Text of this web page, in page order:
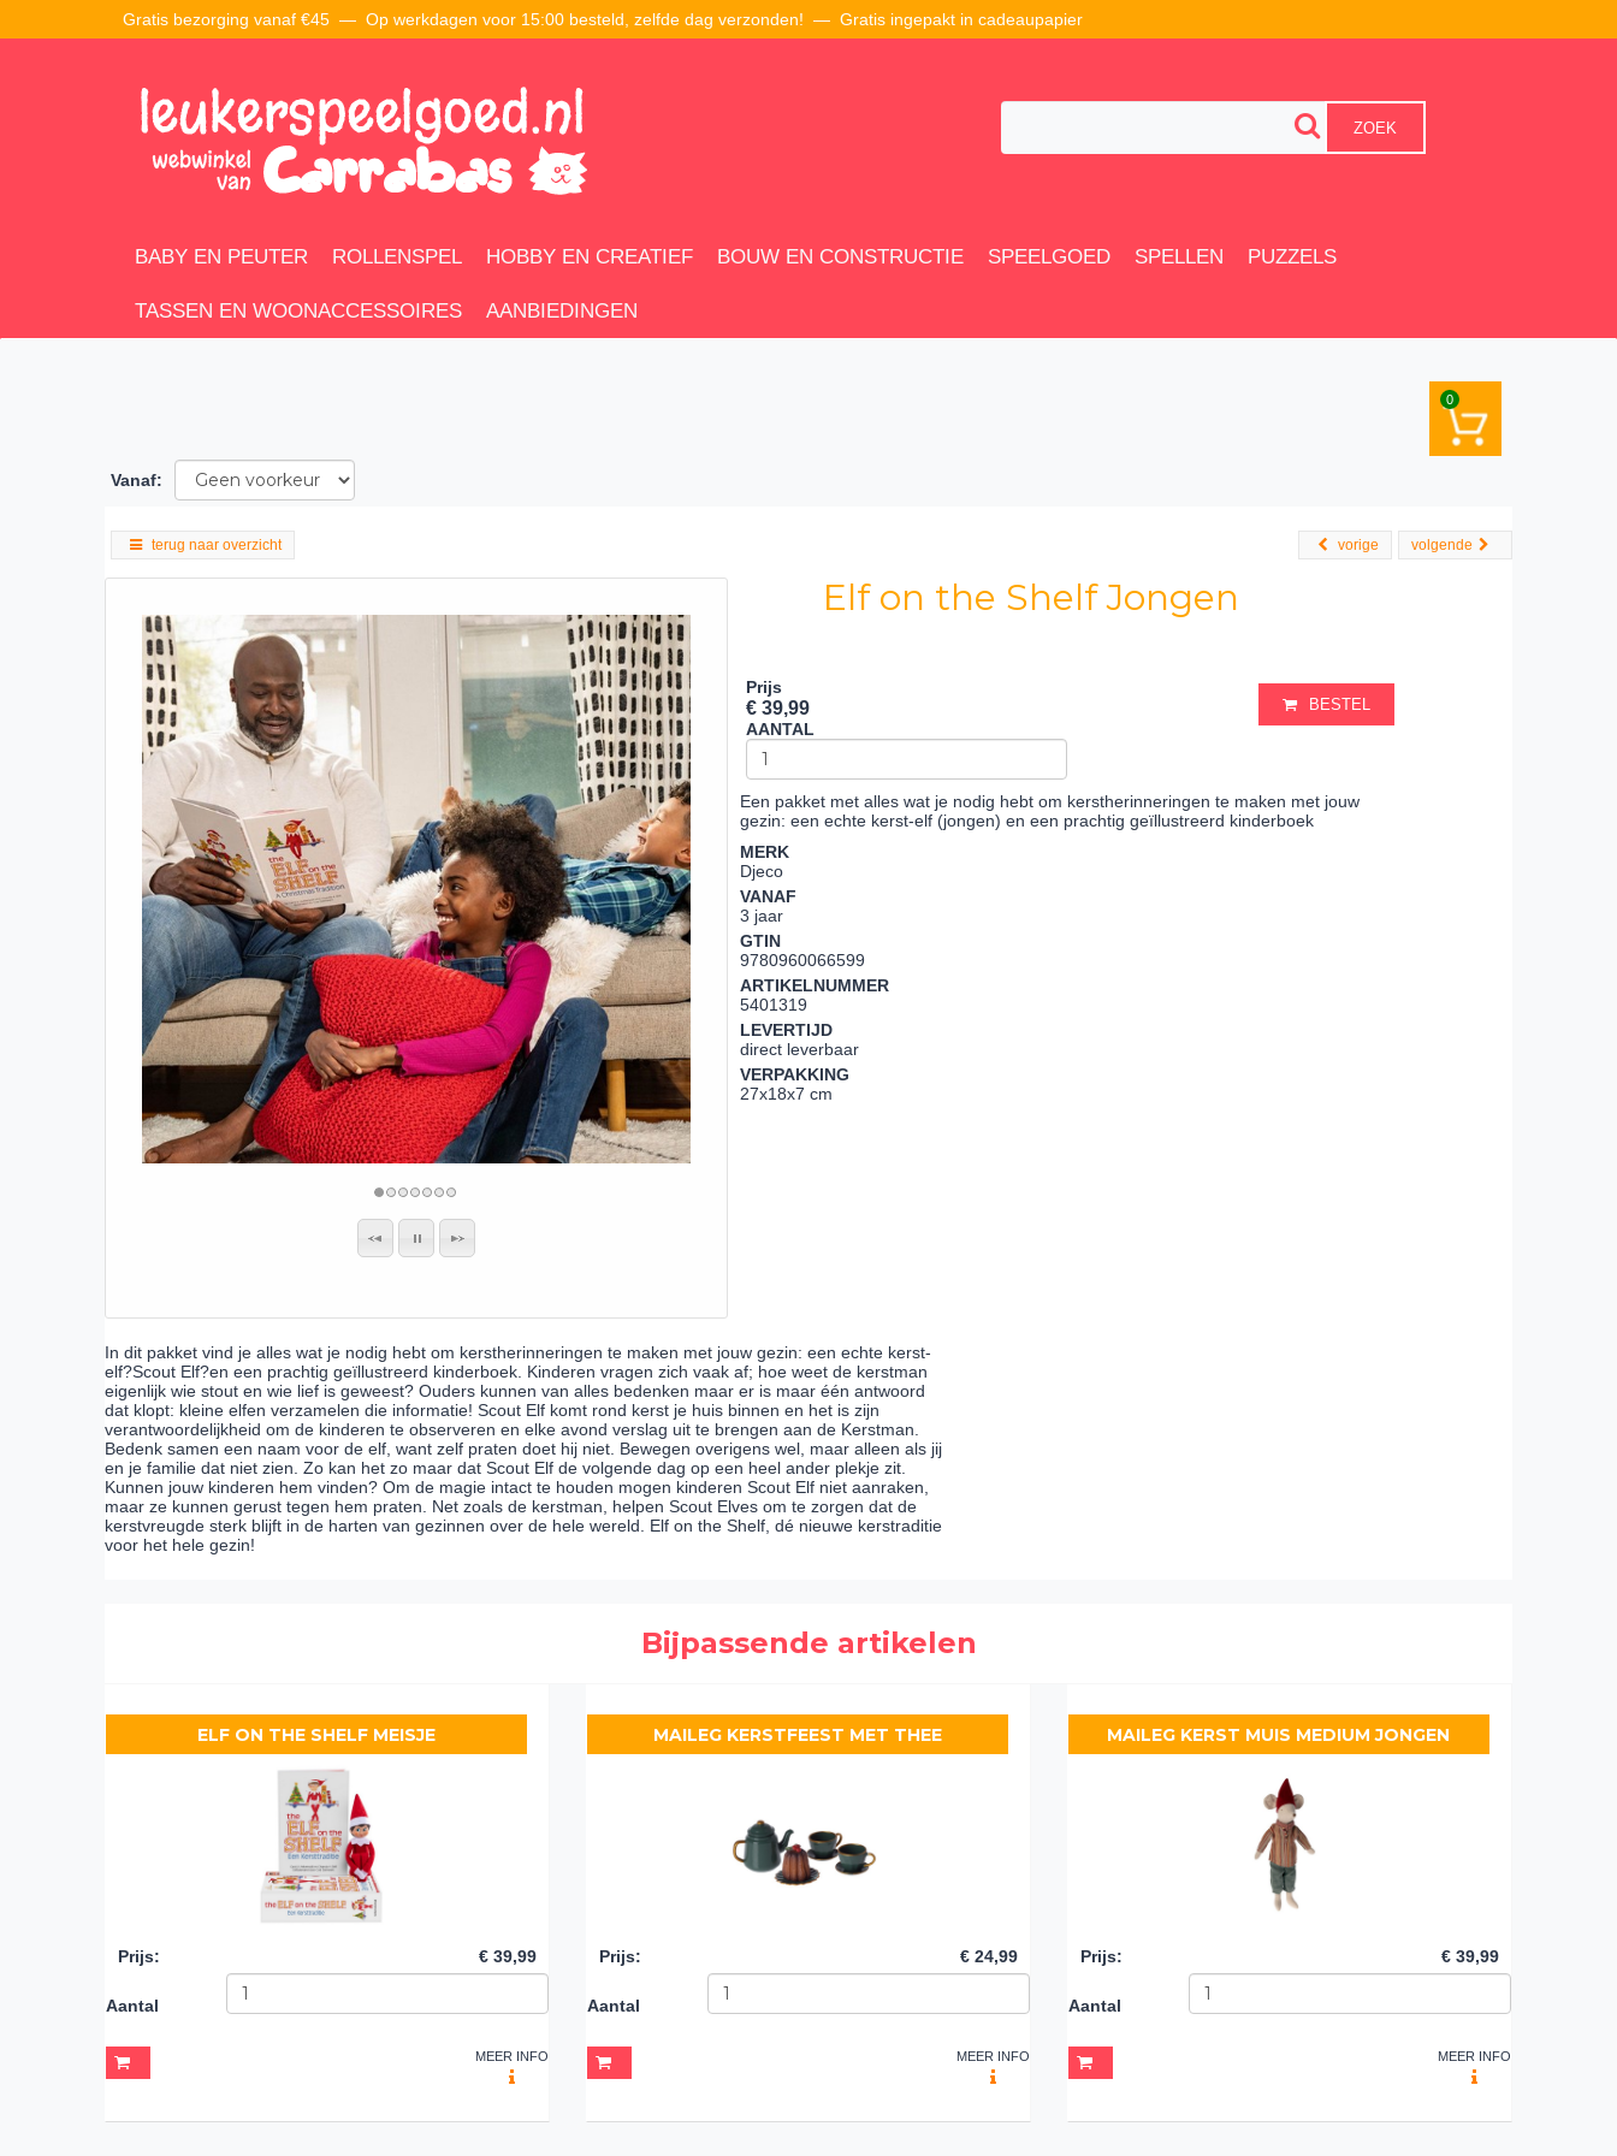
Gratis bezorging vanaf €45 — Op werkdagen voor 15:00 besteld, zelfde dag verzonden! — Gratis ingepakt in cadeaupapier
ZOEK
BABY EN PEUTER ROLLENSPEL HOBBY EN CREATIEF BOUW EN CONSTRUCTIE SPEELGOED SPELLEN PUZZELS
TASSEN EN WOONACCESSOIRES AANBIEDINGEN
0
Vanaf:
terug naar overzicht volgende
vorige
Elf on the Shelf Jongen
Prijs
€ 39,99
AANTAL
BESTEL
Een pakket met alles wat je nodig hebt om kerstherinneringen te maken met jouw
gezin: een echte kerst-elf (jongen) en een prachtig geïllustreerd kinderboek
MERK
Djeco
VANAF
3 jaar
GTIN
9780960066599
ARTIKELNUMMER
5401319
LEVERTIJD
direct leverbaar
VERPAKKING
27x18x7 cm
In dit pakket vind je alles wat je nodig hebt om kerstherinneringen te maken met jouw gezin: een echte kerst-
elf?Scout Elf?en een prachtig geïllustreerd kinderboek. Kinderen vragen zich vaak af; hoe weet de kerstman
eigenlijk wie stout en wie lief is geweest? Ouders kunnen van alles bedenken maar er is maar één antwoord
dat klopt: kleine elfen verzamelen die informatie! Scout Elf komt rond kerst je huis binnen en het is zijn
verantwoordelijkheid om de kinderen te observeren en elke avond verslag uit te brengen aan de Kerstman.
Bedenk samen een naam voor de elf, want zelf praten doet hij niet. Bewegen overigens wel, maar alleen als jij
en je familie dat niet zien. Zo kan het zo maar dat Scout Elf de volgende dag op een heel ander plekje zit.
Kunnen jouw kinderen hem vinden? Om de magie intact te houden mogen kinderen Scout Elf niet aanraken,
maar ze kunnen gerust tegen hem praten. Net zoals de kerstman, helpen Scout Elves om te zorgen dat de
kerstvreugde sterk blijft in de harten van gezinnen over de hele wereld. Elf on the Shelf, dé nieuwe kerstraditie
voor het hele gezin!
Bijpassende artikelen
ELF ON THE SHELF MEISJE
Prijs: € 39,99
Aantal
MEER INFO
MAILEG KERSTFEEST MET THEE
Prijs: € 24,99
Aantal
MEER INFO
MAILEG KERST MUIS MEDIUM JONGEN
Prijs: € 39,99
Aantal
MEER INFO